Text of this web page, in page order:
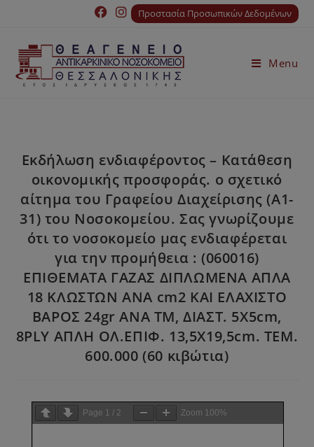
Προστασία Προσωπικών Δεδομένων
Menu
Εκδήλωση ενδιαφέροντος – Κατάθεση
οικονομικής προσφοράς. ο σχετικό
αίτημα του Γραφείου Διαχείρισης (Α1-
31) του Νοσοκομείου. Σας γνωρίζουμε
ότι το νοσοκομείο μας ενδιαφέρεται
για την προμήθεια : (060016)
ΕΠΙΘΕΜΑΤΑ ΓΑΖΑΣ ΔΙΠΛΩΜΕΝΑ ΑΠΛΑ
18 ΚΛΩΣΤΩΝ ΑΝΑ cm2 ΚΑΙ ΕΛΑΧΙΣΤΟ
ΒΑΡΟΣ 24gr ΑΝΑ ΤΜ, ΔΙΑΣΤ. 5Χ5cm,
8PLY ΑΠΛΗ ΟΛ.ΕΠΙΦ. 13,5Χ19,5cm. ΤΕΜ.
600.000 (60 κιβώτια)
Page 1 / 2 Zoom 100%